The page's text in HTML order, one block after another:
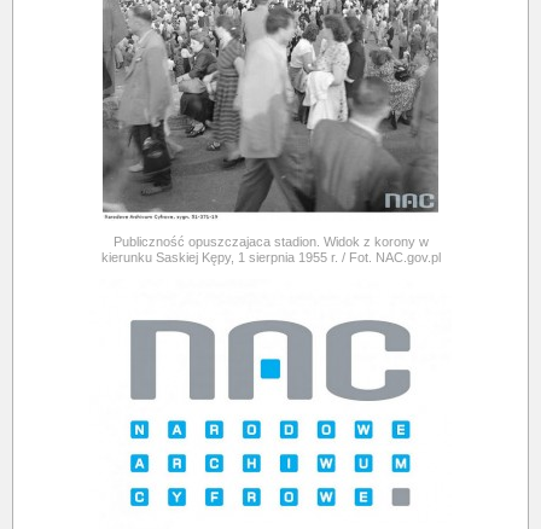
Publiczność opuszczajaca stadion. Widok z korony w
kierunku Saskiej Kępy, 1 sierpnia 1955 r. / Fot. NAC.gov.pl